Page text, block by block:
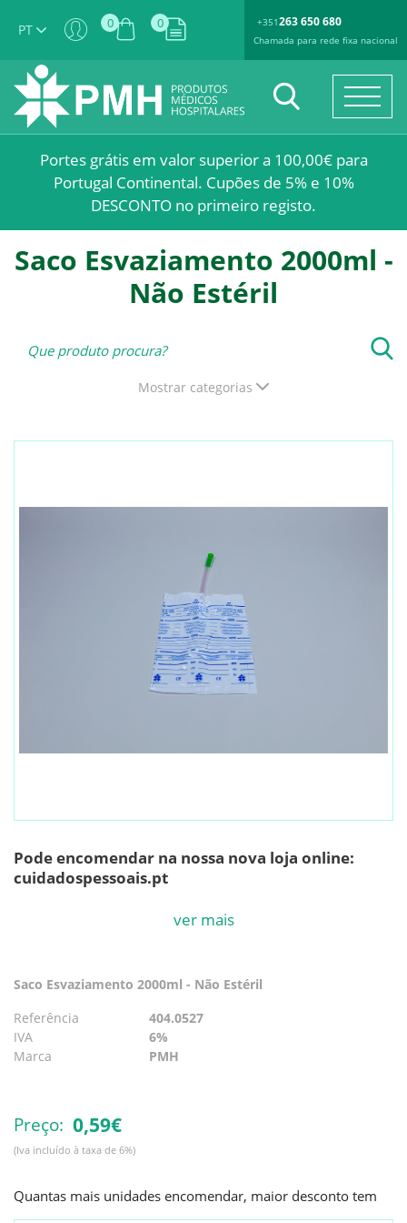
PT 0 0 +351263 650 680
Chamada para rede fixa nacional
Portes grátis em valor superior a 100,00€ para
Portugal Continental. Cupões de 5% e 10%
DESCONTO no primeiro registo.
Saco Esvaziamento 2000ml -
Não Estéril
Mostrar categorias
Pode encomendar na nossa nova loja online:
cuidadospessoais.pt
Caixa completa: 150 unidades
Válvula Para Esvaziamento
ver mais
Saco Esvaziamento 2000ml - Não Estéril
Referência
404.0527
IVA
6%
Marca
PMH
Preço: 0,59€
(Iva incluído à taxa de 6%)
Quantas mais unidades encomendar, maior desconto tem